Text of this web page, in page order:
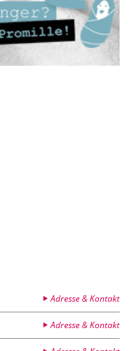
Adresse & Kontakt
Adresse & Kontakt